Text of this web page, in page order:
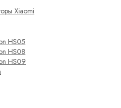
Xiaomi
HS05
HS08
HS09